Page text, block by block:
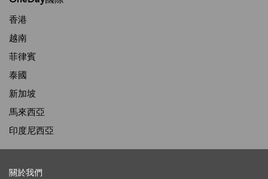
香港
越南
菲律賓
泰國
新加坡
馬來西亞
印度尼西亞
關於我們